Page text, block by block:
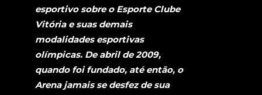
esportivo sobre o Esporte Clube
Vitória e suas demais
modalidades esportivas
olímpicas. De abril de 2009,
quando foi fundado, até então, o
Arena jamais se desfez de sua